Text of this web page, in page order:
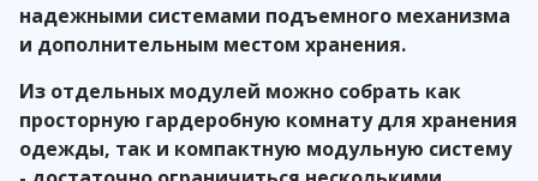
надежными системами подъемного механизма
и дополнительным местом хранения.
Из отдельных модулей можно собрать как
просторную гардеробную комнату для хранения
одежды, так и компактную модульную систему